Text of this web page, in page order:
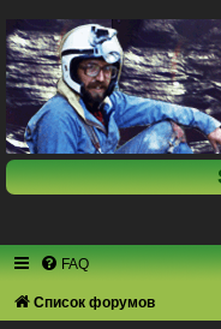
FAQ
Список форумов